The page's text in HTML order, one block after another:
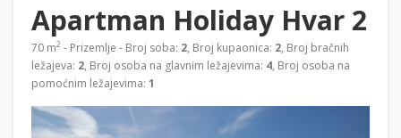
Apartman Holiday Hvar 2
70 m2 - Prizemlje - Broj soba: 2, Broj kupaonica: 2, Broj bračnih
ležajeva: 2, Broj osoba na glavnim ležajevima: 4, Broj osoba na
pomoćnim ležajevima: 1